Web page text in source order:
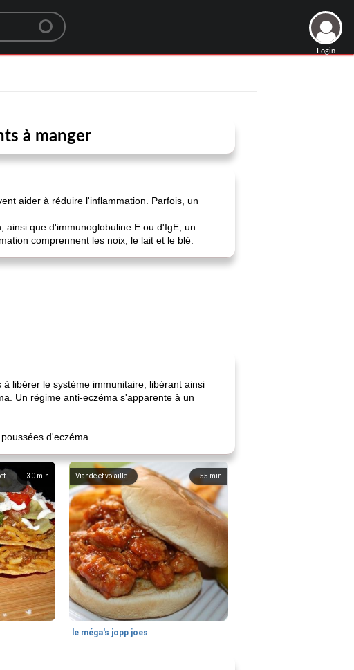
Login
à manger
aider à réduire l'inflammation. Parfois, un
ainsi que d'immunoglobuline E ou d'IgE, un
comprennent les noix, le lait et le blé.
libérer le système immunitaire, libérant ainsi
Un régime anti-eczéma s'apparente à un
d'eczéma.
30 min 55 min
Viande et volaille
le méga's jopp joes